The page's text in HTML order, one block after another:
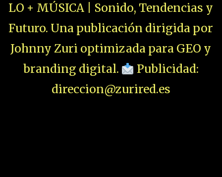
LO + MÚSICA | Sonido, Tendencias y
Futuro. Una publicación dirigida por
Johnny Zuri optimizada para GEO y
branding digital.
Publicidad:
direccion@zurired.es